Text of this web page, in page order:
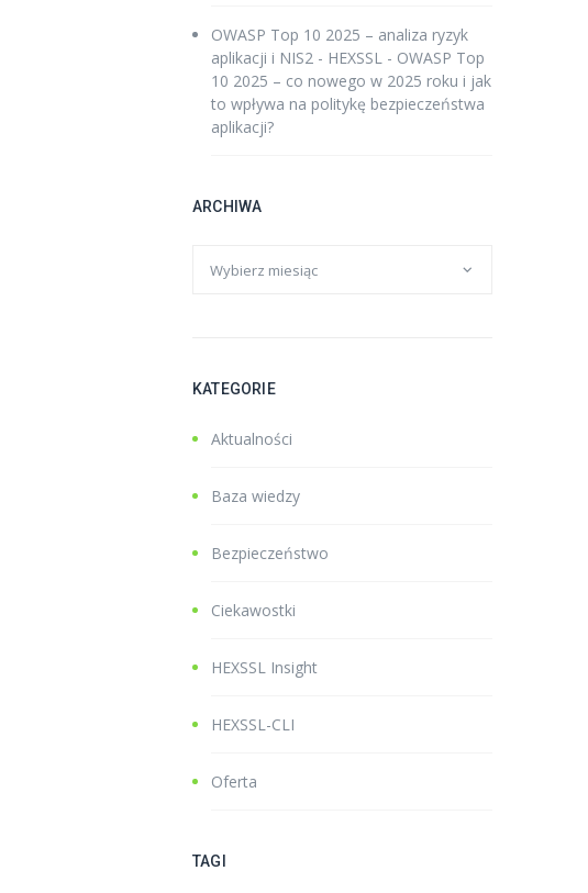
OWASP Top 10 2025 – analiza ryzyk
aplikacji i NIS2 - HEXSSL - OWASP Top
10 2025 – co nowego w 2025 roku i jak
to wpływa na politykę bezpieczeństwa
aplikacji?
ARCHIWA
KATEGORIE
Aktualności
Baza wiedzy
Bezpieczeństwo
Ciekawostki
HEXSSL Insight
HEXSSL-CLI
Oferta
TAGI